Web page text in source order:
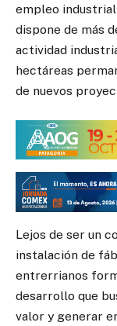
empleo
dispone de más
actividad
hectáreas
de nuevos
Lejos de ser un
instalación de
entrerrianos
desarrollo que
valor y generar